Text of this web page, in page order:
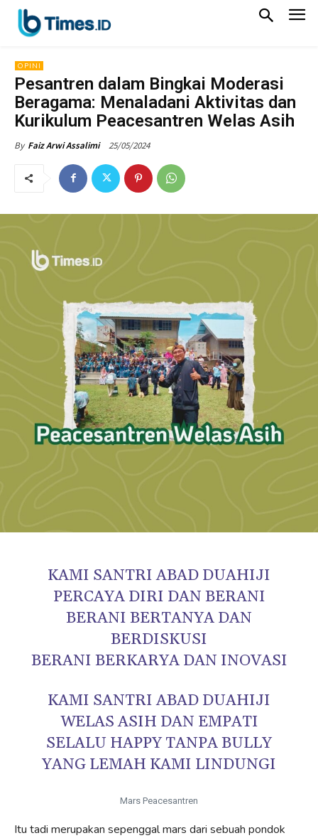
OPINI
Pesantren dalam Bingkai Moderasi
Beragama: Menaladani Aktivitas dan
Kurikulum Peacesantren Welas Asih
By Faiz Arwi Assalimi 25/05/2024
KAMI SANTRI ABAD DUAHIJI
PERCAYA DIRI DAN BERANI
BERANI BERTANYA DAN
BERDISKUSI
BERANI BERKARYA DAN INOVASI
KAMI SANTRI ABAD DUAHIJI
WELAS ASIH DAN EMPATI
SELALU HAPPY TANPA BULLY
YANG LEMAH KAMI LINDUNGI
Mars Peacesantren
Itu tadi merupakan sepenggal mars dari sebuah pondok